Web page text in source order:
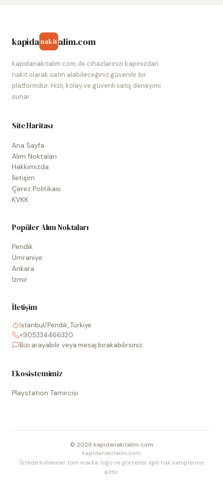
kapidanakitalim.com
kapidanakitalim.com, ile cihazlarınızı kapınızdan
nakit olarak satın alabileceğiniz güvenilir bir
platformdur. Hızlı, kolay ve güvenli satış deneyimi
sunar.
Site Haritası
Ana Sayfa
Alım Noktaları
Hakkımızda
İletişim
Çerez Politikası
KVKK
Popüler Alım Noktaları
Pendik
Ümraniye
Ankara
İzmir
İletişim
İstanbul/Pendik, Türkiye
+905334466320
Bizi arayabilir veya mesaj bırakabilirsiniz.
Ekosistemimiz
Playstation Tamircisi
© 2026 kapidanakitalim.com
kapidanakitalim.com
Sitede kullanılan tüm marka, logo ve görseller ilgili hak sahiplerine
aittir.